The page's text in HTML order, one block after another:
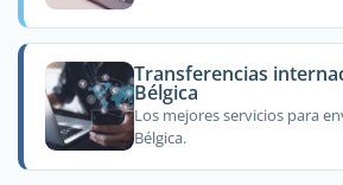
Transferencias
Bélgica
Los mejores servicios para
Bélgica.